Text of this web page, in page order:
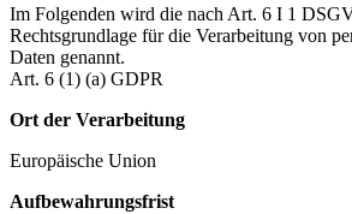
Im Folgenden wird die nach Art. 6 I 1
Rechtsgrundlage für die Verarbeitung von
Daten genannt.
Art. 6 (1) (a) GDPR
Ort der Verarbeitung
Europäische Union
Aufbewahrungsfrist